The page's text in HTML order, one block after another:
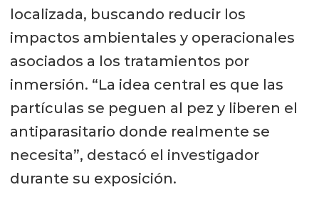
localizada, buscando reducir los
impactos ambientales y operacionales
asociados a los tratamientos por
inmersión. “La idea central es que las
partículas se peguen al pez y liberen el
antiparasitario donde realmente se
necesita”, destacó el investigador
durante su exposición.